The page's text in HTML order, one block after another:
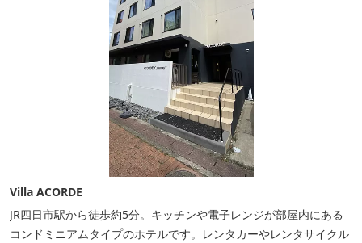
Villa ACORDE
JR四日市駅から徒歩約5分。キッチンや電子レンジが部屋内にある
コンドミニアムタイプのホテルです。レンタカーやレンタサイクル